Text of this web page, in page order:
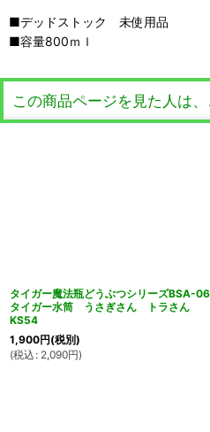
■デッドストック 未使用品
■容量800ｍｌ
この商品ページを見た人は
タイガー魔法瓶どうぶつシリーズBSA-
タイガー水筒 うさぎさん トラさん
KS54
1,900円(税別)
(税込 : 2,090円)